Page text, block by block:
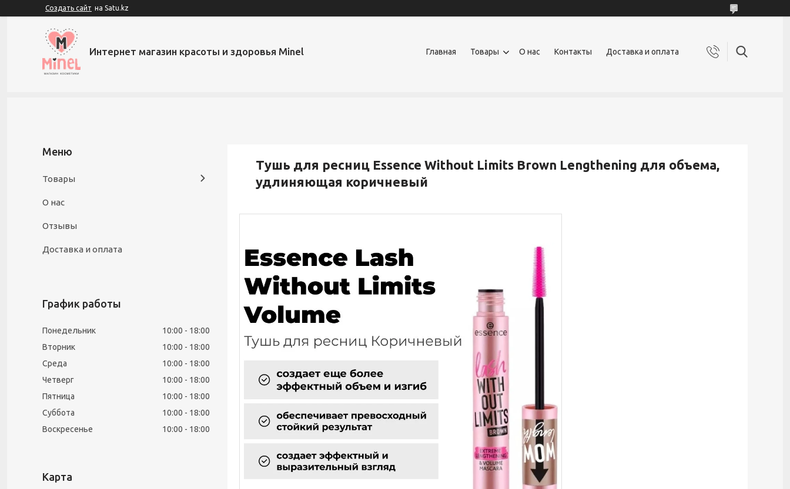
Создать сайт на Satu.kz
Интернет магазин красоты и здоровья Minel Главная Товары О нас Контакты Доставка и оплата
Тушь для ресниц Essence Without Limits Brown Lengthening для объема,
удлиняющая коричневый
Товары
О нас
Отзывы
Доставка и оплата
График работы
Понедельник 10:00
18:00
Вторник
10:00
18:00
Среда
10:00
18:00
Четверг
10:00
18:00
Пятница
10:00
18:00
Суббота
10:00
18:00
Воскресенье
10:00 18:00
Карта